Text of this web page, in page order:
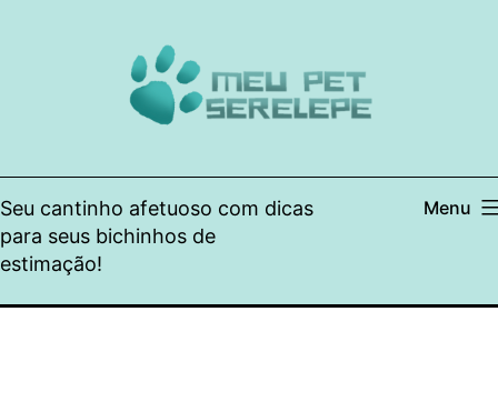
Seu cantinho afetuoso com dicas
para seus bichinhos de
estimação!
Menu